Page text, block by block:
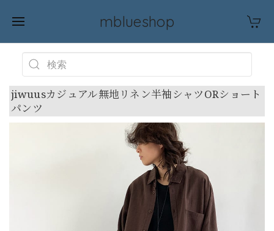
mblueshop
jiwuusカジュアル無地リネン半袖シャツORショート
パンツ